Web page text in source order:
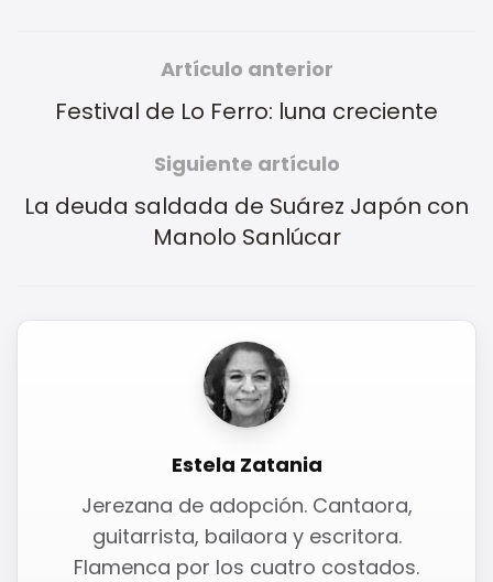
Artículo anterior
Festival de Lo Ferro: luna creciente
Siguiente artículo
La deuda saldada de Suárez Japón con
Manolo Sanlúcar
Estela Zatania
Jerezana de adopción. Cantaora,
guitarrista, bailaora y escritora.
Flamenca por los cuatro costados.